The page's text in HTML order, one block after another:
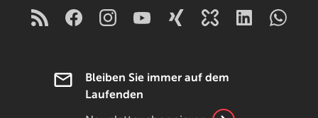
Bleiben Sie immer auf dem
Laufenden